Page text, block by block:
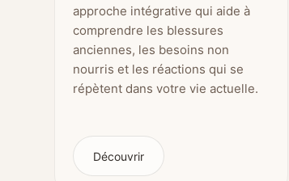
approche intégrative qui aide à
comprendre les blessures
anciennes, les besoins non
nourris et les réactions qui se
répètent dans votre vie actuelle.
Découvrir